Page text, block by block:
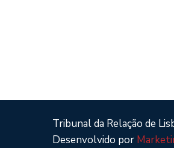
Tribunal da Relação de
Desenvolvido por